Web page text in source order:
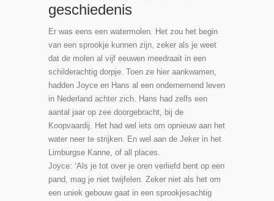
geschiedenis
Er was eens een watermolen. Het zou het begin
van een sprookje kunnen zijn, zeker als je weet
dat de molen al vijf eeuwen meedraait in een
schilderachtig dorpje. Toen ze hier aankwamen,
hadden Joyce en Hans al een ondernemend leven
in Nederland achter zich. Hans had zelfs een
aantal jaar op zee doorgebracht, bij de
Koopvaardij. Het had wel iets om opnieuw aan het
water neer te strijken. En wel aan de Jeker in het
Limburgse Kanne, of all places.
Joyce: ‘Als je tot over je oren verliefd bent op een
pand, mag je niet twijfelen. Zeker niet als het om
een uniek gebouw gaat in een sprookjesachtig